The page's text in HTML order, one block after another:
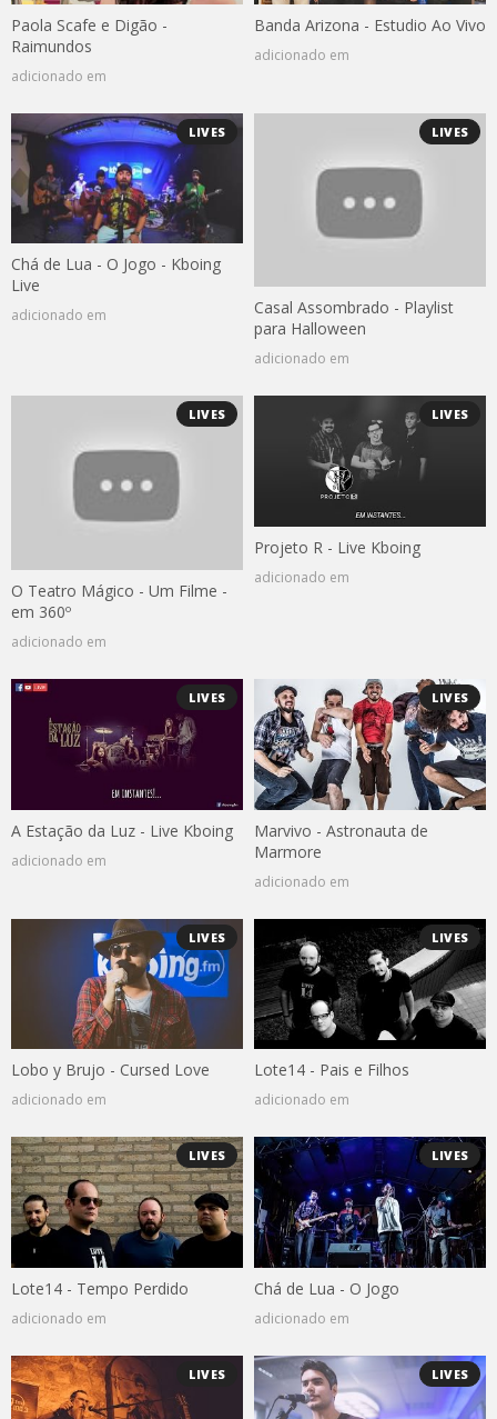
Paola Scafe e Digão -
Raimundos
adicionado em
Banda Arizona - Estudio Ao Vivo
adicionado em
LIVES
Chá de Lua - O Jogo - Kboing
Live
adicionado em
LIVES
Casal Assombrado - Playlist
para Halloween
adicionado em
LIVES
O Teatro Mágico - Um Filme -
em 360º
adicionado em
LIVES
Projeto R - Live Kboing
adicionado em
LIVES
A Estação da Luz - Live Kboing
adicionado em
LIVES
Marvivo - Astronauta de
Marmore
adicionado em
LIVES
Lobo y Brujo - Cursed Love
adicionado em
LIVES
Lote14 - Pais e Filhos
adicionado em
LIVES
Lote14 - Tempo Perdido
adicionado em
LIVES
Chá de Lua - O Jogo
adicionado em
LIVES LIVES